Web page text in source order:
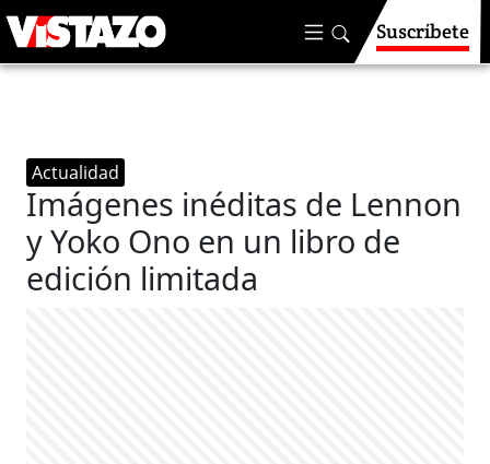
Suscríbete
Actualidad
Imágenes inéditas de Lennon
y Yoko Ono en un libro de
edición limitada